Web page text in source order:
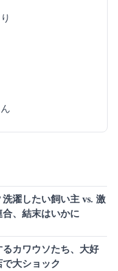
濯したい飼い主 vs. 激
合、結末はいかに
カワウソたち、大好
大ショック